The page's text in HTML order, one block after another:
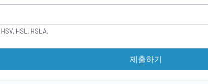
HSL, HSLA.
제출하기